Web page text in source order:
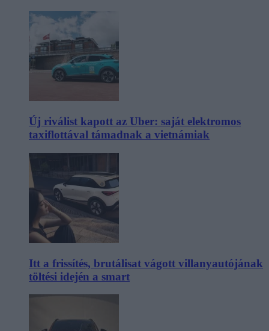
Új riválist kapott az Uber: saját elektromos
taxiflottával támadnak a vietnámiak
Itt a frissítés, brutálisat vágott villanyautójának
töltési idején a smart